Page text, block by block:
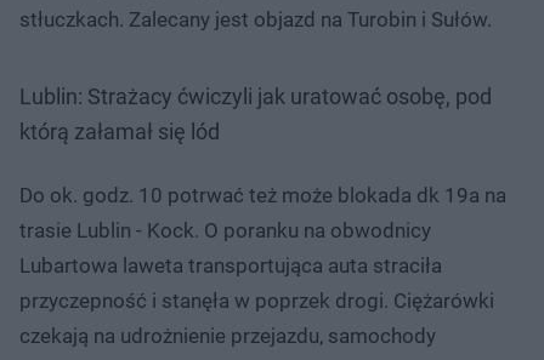
stłuczkach. Zalecany jest objazd na Turobin i Sułów.
Lublin: Strażacy ćwiczyli jak uratować osobę, pod
którą załamał się lód
Do ok. godz. 10 potrwać też może blokada dk 19a na
trasie Lublin - Kock. O poranku na obwodnicy
Lubartowa laweta transportująca auta straciła
przyczepność i stanęła w poprzek drogi. Ciężarówki
czekają na udrożnienie przejazdu, samochody